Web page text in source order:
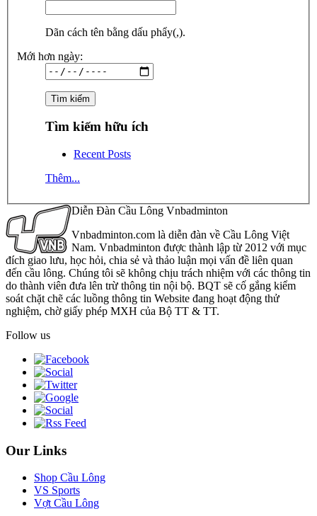
Dãn cách tên bằng dấu phẩy(,).
Mới hơn ngày:
Tìm kiếm hữu ích
Recent Posts
Thêm...
Diễn Đàn Cầu Lông Vnbadminton
Vnbadminton.com là diễn đàn về Cầu Lông Việt
Nam. Vnbadminton được thành lập từ 2012 với mục
đích giao lưu, học hỏi, chia sẻ và thảo luận mọi vấn đề liên quan
đến cầu lông. Chúng tôi sẽ không chịu trách nhiệm với các thông tin
do thành viên đưa lên trừ thông tin nội bộ. BQT sẽ cố gắng kiểm
soát chặt chẽ các luồng thông tin Website đang hoạt động thử
nghiệm, chờ giấy phép MXH của Bộ TT & TT.
Follow us
Our Links
Shop Cầu Lông
VS Sports
Vợt Cầu Lông